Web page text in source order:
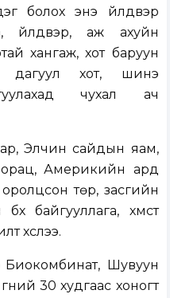
болох энэ үйлдвэр
үйлдвэр, аж ахуйн
хангаж, хот баруун
дагуул хот, шинэ
чухал ач
Элчин сайдын яам,
Америкийн ард
оролцсон төр, засгийн
байгууллага, хүмүүст
хүслээ.
Биокомбинат, Шувуун
30 худгаас хоногт